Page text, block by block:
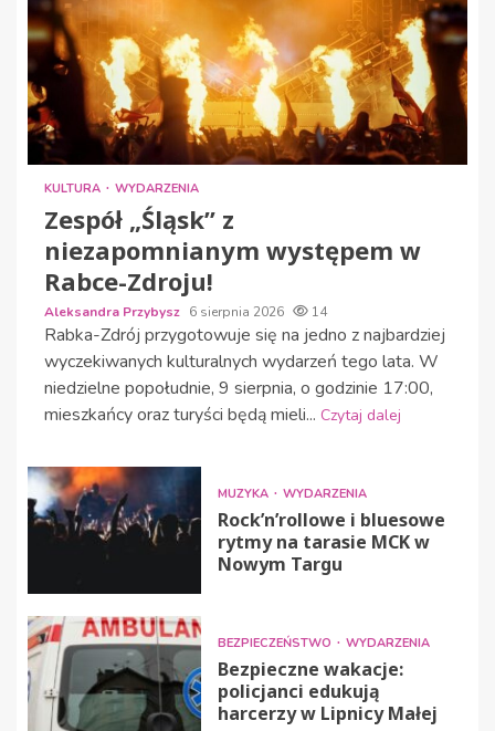
KULTURA WYDARZENIA
Zespół „Śląsk” z
niezapomnianym występem w
Rabce-Zdroju!
Aleksandra Przybysz 6 sierpnia 2026 14
Rabka-Zdrój przygotowuje się na jedno z najbardziej
wyczekiwanych kulturalnych wydarzeń tego lata. W
niedzielne popołudnie, 9 sierpnia, o godzinie 17:00,
mieszkańcy oraz turyści będą mieli... Czytaj dalej
MUZYKA WYDARZENIA
Rock’n’rollowe i bluesowe
rytmy na tarasie MCK w
Nowym Targu
BEZPIECZEŃSTWO WYDARZENIA
Bezpieczne wakacje:
policjanci edukują
harcerzy w Lipnicy Małej